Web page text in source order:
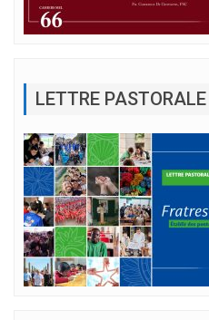
LETTRE